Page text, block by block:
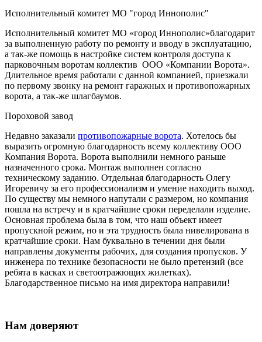
Исполнительный комитет МО "город Иннополис"
Исполнительный комитет МО «город Иннополис»благодарит
за выполненную работу по ремонту и вводу в эксплуатацию,
а так-же помощь в настройке систем контроля доступа к
парковочным воротам коллектив ООО «Компании Ворота».
Длительное время работали с данной компанией, приезжали
по первому звонку на ремонт гаражных и противопожарных
ворота, а так-же шлагбаумов.
Пороховой завод
Недавно заказали противопожарные ворота. Хотелось бы
выразить огромную благодарность всему коллективу ООО
Компания Ворота. Ворота выполнили немного раньше
назначенного срока. Монтаж выполнен согласно
техническому заданию. Отдельная благодарность Олегу
Игоревичу за его профессионализм и умение находить выход.
По существу мы немного напутали с размером, но компания
пошла на встречу и в кратчайшие сроки переделали изделие.
Основная проблема была в том, что наш объект имеет
пропускной режим, но и эта трудность была нивелирована в
кратчайшие сроки. Нам буквально в течении дня были
направлены документы рабочих, для создания пропусков. У
инженера по технике безопасности не было претензий (все
ребята в касках и светоотражющих жилетках).
Благодарственное письмо на имя директора направили!
Нам доверяют